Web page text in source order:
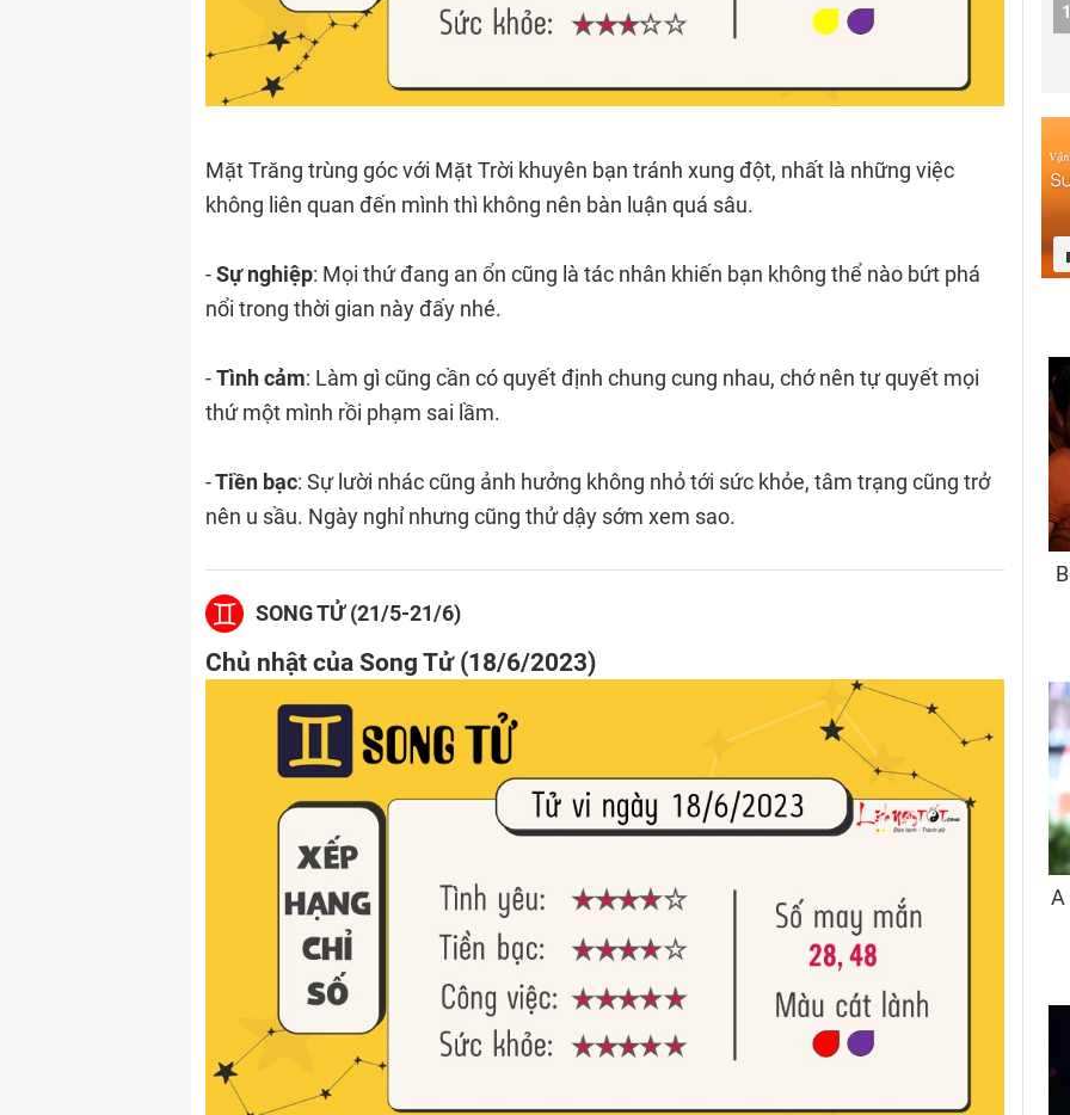
Mặt Trăng trùng góc với Mặt Trời khuyên bạn tránh xung đột, nhất là những việc
không liên quan đến mình thì không nên bàn luận quá sâu.
-Sự nghiệp: Mọi thứ đang an ổn cũng là tác nhân khiến bạn không thể nào bứt phá
nổi trong thời gian này đấy nhé.
-Tình cảm: Làm gì cũng cần có quyết định chung cung nhau, chớ nên tự quyết mọi
thứ một mình rồi phạm sai lầm.
-Tiền bạc: Sự lười nhác cũng ảnh hưởng không nhỏ tới sức khỏe, tâm trạng cũng trở
nên u sầu. Ngày nghỉ nhưng cũng thử dậy sớm xem sao.
SONG TỬ (21/5-21/6)
Chủ nhật của Song Tử (18/6/2023)